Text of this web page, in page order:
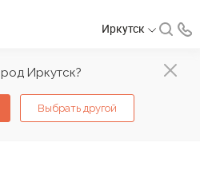
Иркутск?
Выбрать другой
Иркутск